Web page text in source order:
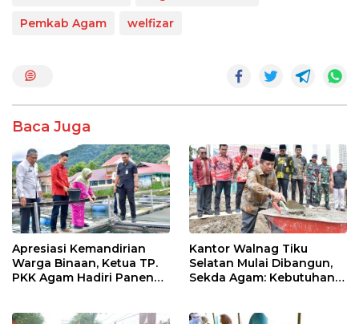
b
k
er s
p
e
Pemkab Agam
welfizar
Baca Juga
Apresiasi Kemandirian
Warga Binaan, Ketua TP.
PKK Agam Hadiri Panen
Kantor Walnag Tiku
Selatan Mulai Dibangun,
Sekda Agam: Kebutuhan